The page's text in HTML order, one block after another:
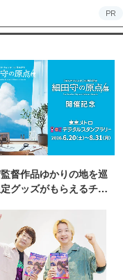
PR
督作品ゆかりの地を巡
グッズがもらえるチャ